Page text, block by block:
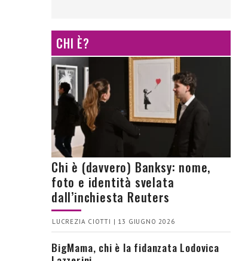
CHI È?
Chi è (davvero) Banksy: nome,
foto e identità svelata
dall’inchiesta Reuters
LUCREZIA CIOTTI | 13 GIUGNO 2026
BigMama, chi è la fidanzata Lodovica